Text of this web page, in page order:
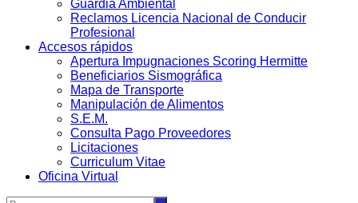
Guardia Ambiental
Reclamos Licencia Nacional de Conducir
Profesional
Accesos rápidos
Apertura Impugnaciones Scoring Hermitte
Beneficiarios Sismográfica
Mapa de Transporte
Manipulación de Alimentos
S.E.M.
Consulta Pago Proveedores
Licitaciones
Curriculum Vitae
Oficina Virtual